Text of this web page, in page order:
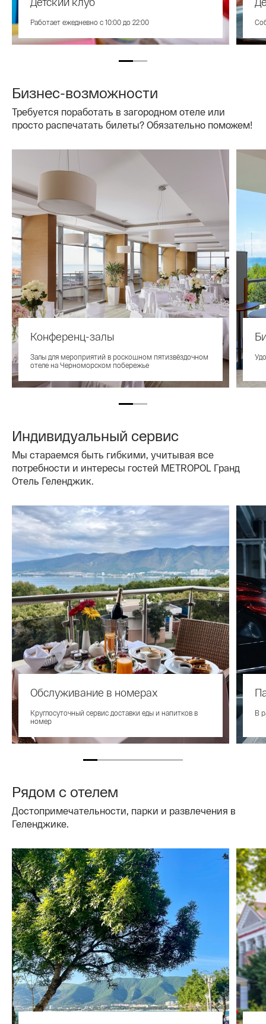
Работает ежедневно с 10:00 до 22:00
Бизнес-возможности
Требуется поработать в загородном отеле или
просто распечатать билеты? Обязательно поможем!
Конференц-залы
Залы для мероприятий в роскошном пятизвёздочном
отеле на Черноморском побережье
Индивидуальный сервис
Мы стараемся быть гибкими, учитывая все
потребности и интересы гостей METROPOL Гранд
Отель Геленджик.
Обслуживание в номерах
Круглосуточный сервис доставки еды и напитков в
номер
В
Рядом с отелем
Достопримечательности, парки и развлечения в
Геленджике.